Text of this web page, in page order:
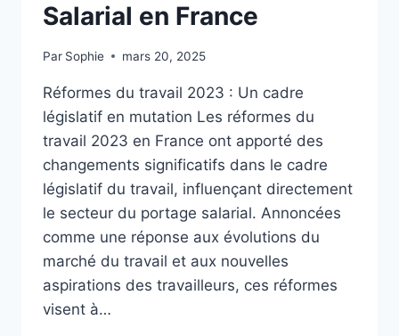
Salarial en France
Par Sophie mars 20, 2025
Réformes du travail 2023 : Un cadre
législatif en mutation Les réformes du
travail 2023 en France ont apporté des
changements significatifs dans le cadre
législatif du travail, influençant directement
le secteur du portage salarial. Annoncées
comme une réponse aux évolutions du
marché du travail et aux nouvelles
aspirations des travailleurs, ces réformes
visent à…